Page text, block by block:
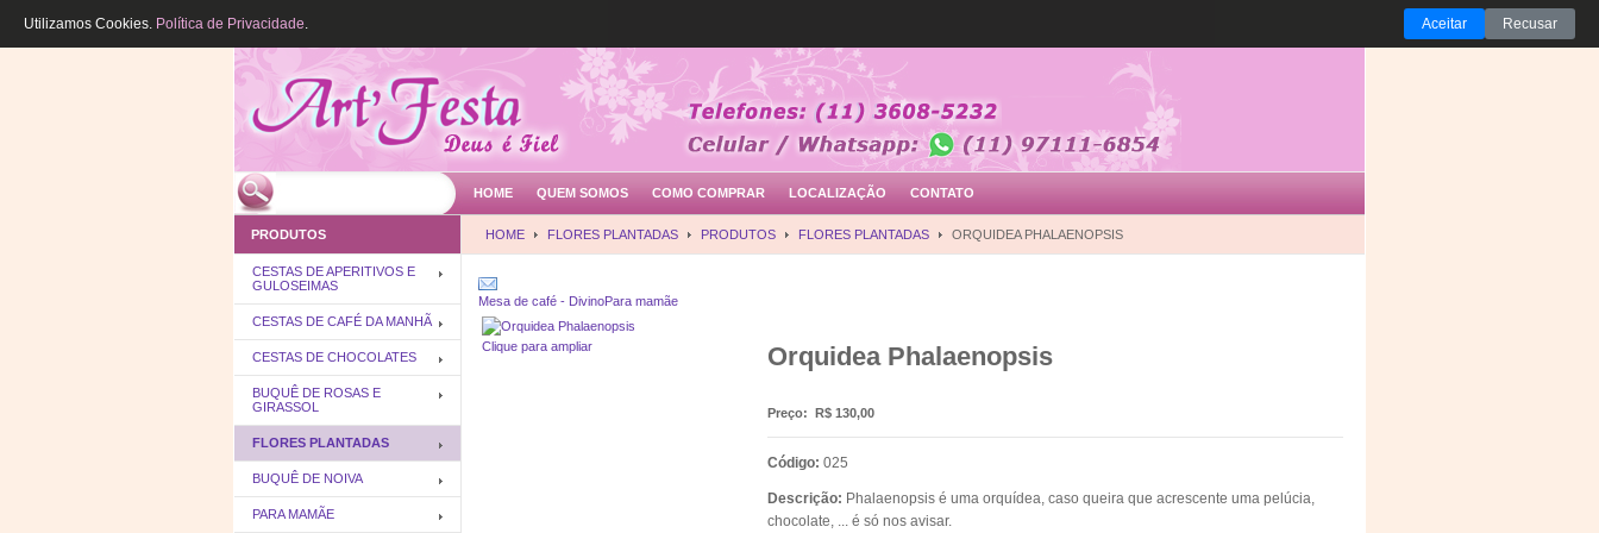
HOME QUEM SOMOS COMO COMPRAR LOCALIZAÇÃO CONTATO
HOME FLORES PLANTADAS PRODUTOS FLORES PLANTADAS ORQUIDEA PHALAENOPSIS
Mesa de café - DivinoPara mamãe
Clique para ampliar Orquidea Phalaenopsis
Preço: R$ 130,00
Código: 025
Descrição: Phalaenopsis é uma orquídea, caso queira que acrescente uma pelúcia,
chocolate, ... é só nos avisar.
PRODUTOS
CESTAS DE APERITIVOS E
GULOSEIMAS
CESTAS DE CAFÉ DA MANHÃ
CESTAS DE CHOCOLATES
BUQUÊ DE ROSAS E
GIRASSOL
FLORES PLANTADAS
BUQUÊ DE NOIVA
PARA MAMÃE
Utilizamos Cookies. Política de Privacidade. Aceitar Recusar